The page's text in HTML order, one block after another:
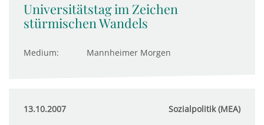
Universitätstag im Zeichen
stürmischen Wandels
Medium: Mannheimer Morgen
13.10.2007 Sozialpolitik (MEA)